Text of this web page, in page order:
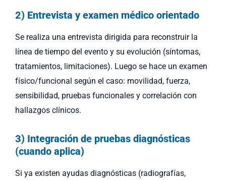
2) Entrevista y examen médico orientado
Se realiza una entrevista dirigida para reconstruir la
línea de tiempo del evento y su evolución (síntomas,
tratamientos, limitaciones). Luego se hace un examen
físico/funcional según el caso: movilidad, fuerza,
sensibilidad, pruebas funcionales y correlación con
hallazgos clínicos.
3) Integración de pruebas diagnósticas
(cuando aplica)
Si ya existen ayudas diagnósticas (radiografías,